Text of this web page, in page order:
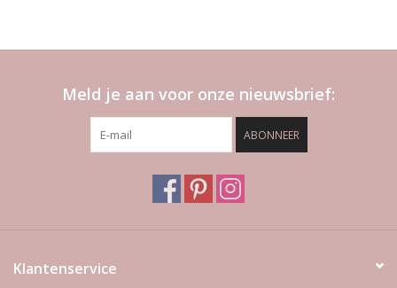
Meld je aan voor onze nieuwsbrief:
ABONNEER
Klantenservice